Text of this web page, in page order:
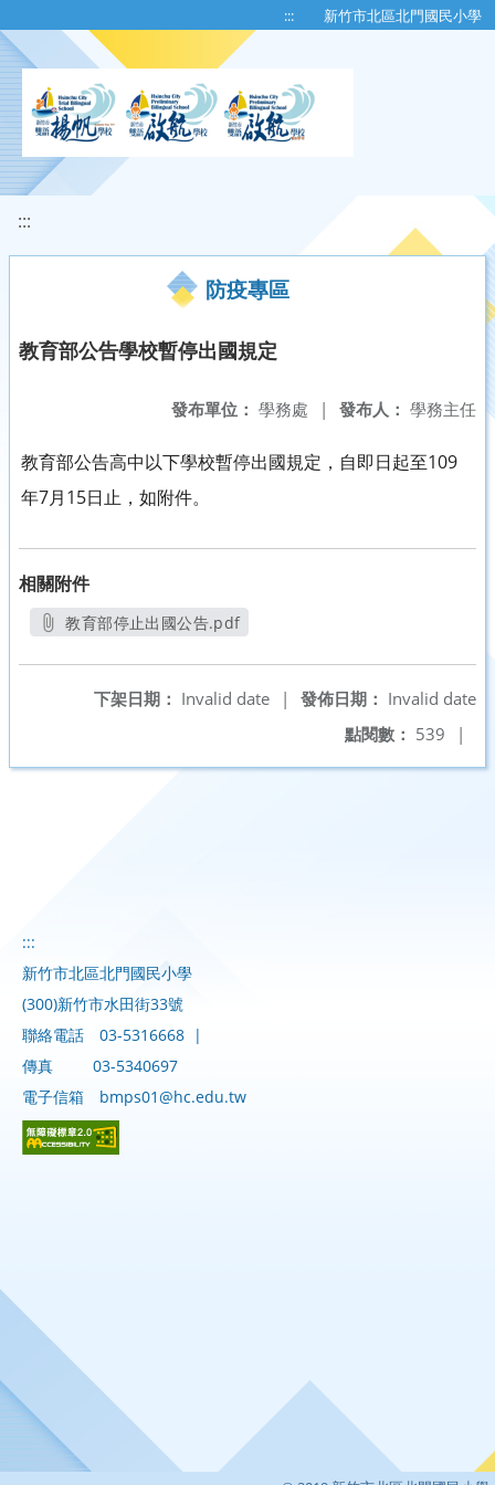
::: 新竹市北區北門國民小學
:::
防疫專區
教育部公告學校暫停出國規定
發布人： 學務主任
發布單位： 學務處 |
教育部公告高中以下學校暫停出國規定，自即日起至109
年7月15日止，如附件。
相關附件
教育部停止出國公告.pdf
發佈日期： Invalid date
下架日期： Invalid date
|
點閱數： 539 |
:::
新竹市北區北門國民小學
(300)新竹市水田街33號
聯絡電話
03-5316668 |
傳真
03-5340697
電子信箱
bmps01@hc.edu.tw